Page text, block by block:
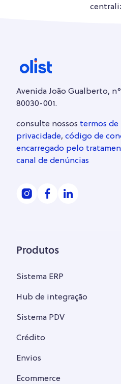
Avenida João Gualberto,
80030-001.
consulte nossos termos de
privacidade, código de
encarregado pelo
canal de denúncias
Produtos
Sistema ERP
Hub de integração
Sistema PDV
Crédito
Envios
Ecommerce